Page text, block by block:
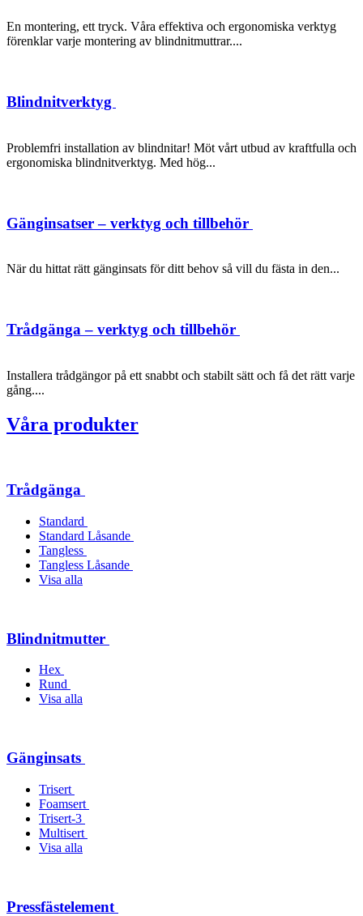
En montering, ett tryck. Våra effektiva och ergonomiska verktyg
förenklar varje montering av blindnitmuttrar....
Blindnitverktyg
Problemfri installation av blindnitar! Möt vårt utbud av kraftfulla och
ergonomiska blindnitverktyg. Med hög...
Gänginsatser – verktyg och tillbehör
När du hittat rätt gänginsats för ditt behov så vill du fästa in den...
Trådgänga – verktyg och tillbehör
Installera trådgängor på ett snabbt och stabilt sätt och få det rätt varje
gång....
Våra produkter
Trådgänga
Standard
Standard Låsande
Tangless
Tangless Låsande
Visa alla
Blindnitmutter
Hex
Rund
Visa alla
Gänginsats
Trisert
Foamsert
Trisert-3
Multisert
Visa alla
Pressfästelement